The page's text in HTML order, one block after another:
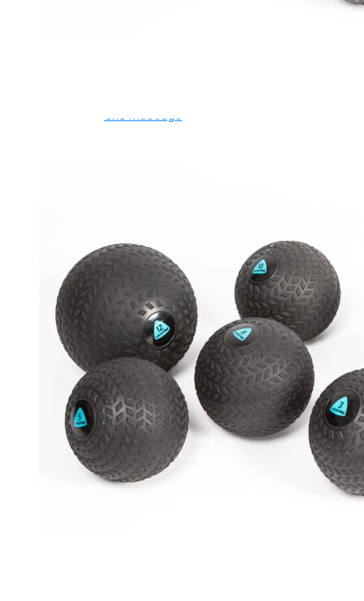
Ghế Massage
Máy tập phục hồi chức năng Spirit
Strength Spirit
SP3 Serie Strength Spirit
SP4 Serie Strength Spirit
Robot Spirit
Free weight Spirit
Tiger Sport Serie
Cardio Tiger Sport
Máy chạy bộ Tiger Sport
Xe đạp tập Tiger Sport
Xe đạp ngồi có tựa lưng Tiger Sport
Máy trượt tuyết Tiger Sport
Máy chèo thuyền Tiger Sport
Strength Tiger Sport
TGP Serie Strength
TGP 20 Serie Strength